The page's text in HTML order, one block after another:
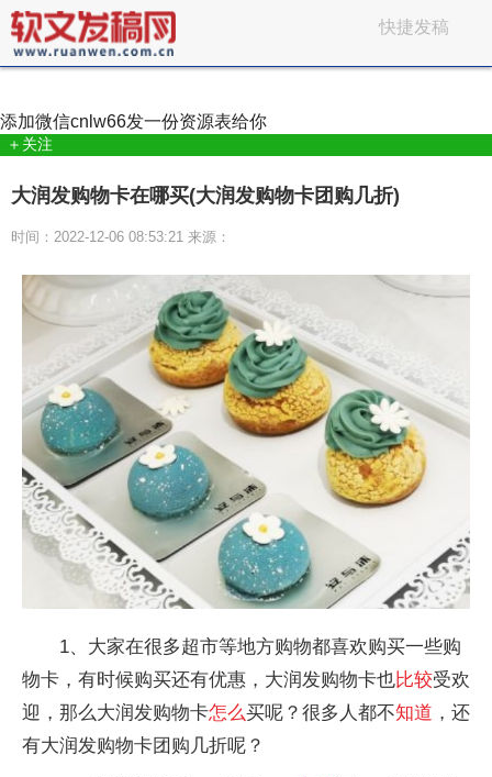
快捷发稿
添加微信cnlw66发一份资源表给你
＋关注
大润发购物卡在哪买(大润发购物卡团购几折)
时间：2022-12-06 08:53:21 来源：
1、大家在很多超市等地方购物都喜欢购买一些购
物卡，有时候购买还有优惠，大润发购物卡也比较受欢
迎，那么大润发购物卡怎么买呢？很多人都不知道 ，还
有大润发购物卡团购几折呢？